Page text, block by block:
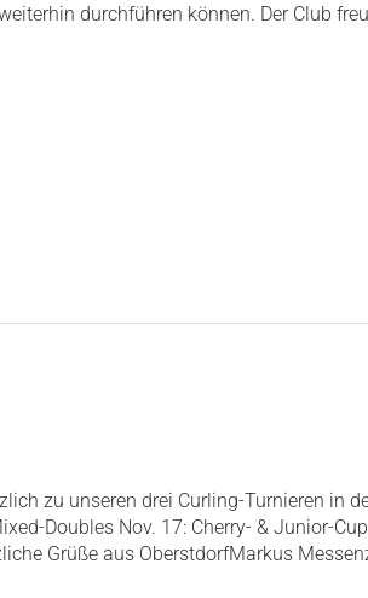
durchführen können. Der Club
zu unseren drei Curling-Turnieren in
Doubles Nov. 17: Cherry- & Junior-
Grüße aus OberstdorfMarkus